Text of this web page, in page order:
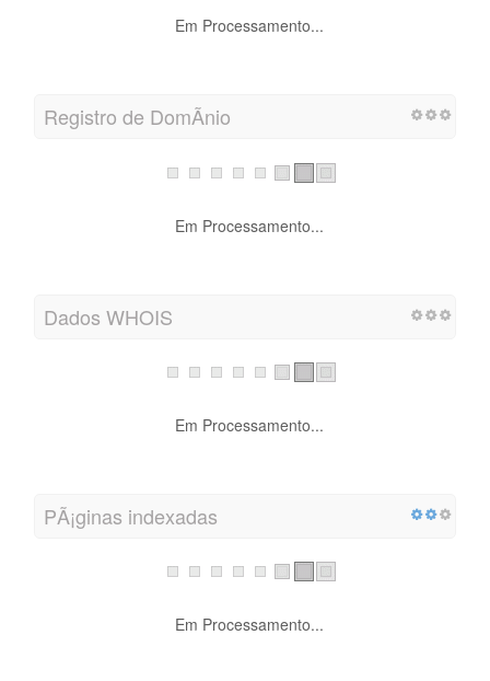
Em Processamento...
Registro de DomÃ­nio
Em Processamento...
Dados WHOIS
Em Processamento...
PÃ¡ginas indexadas
Em Processamento...